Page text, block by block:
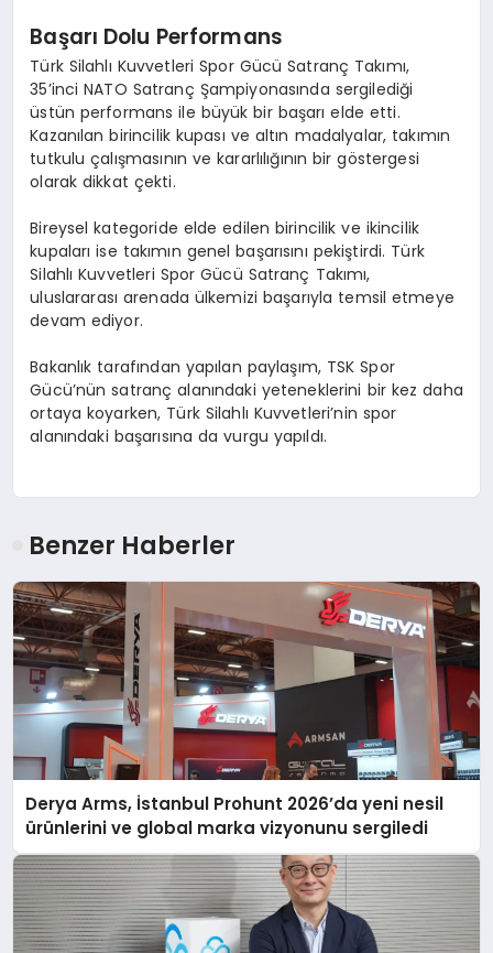
Başarı Dolu Performans
Türk Silahlı Kuvvetleri Spor Gücü Satranç Takımı,
35’inci NATO Satranç Şampiyonasında sergilediği
üstün performans ile büyük bir başarı elde etti.
Kazanılan birincilik kupası ve altın madalyalar, takımın
tutkulu çalışmasının ve kararlılığının bir göstergesi
olarak dikkat çekti.
Bireysel kategoride elde edilen birincilik ve ikincilik
kupaları ise takımın genel başarısını pekiştirdi. Türk
Silahlı Kuvvetleri Spor Gücü Satranç Takımı,
uluslararası arenada ülkemizi başarıyla temsil etmeye
devam ediyor.
Bakanlık tarafından yapılan paylaşım, TSK Spor
Gücü’nün satranç alanındaki yeteneklerini bir kez daha
ortaya koyarken, Türk Silahlı Kuvvetleri’nin spor
alanındaki başarısına da vurgu yapıldı.
Benzer Haberler
Derya Arms, İstanbul Prohunt 2026’da yeni nesil
ürünlerini ve global marka vizyonunu sergiledi